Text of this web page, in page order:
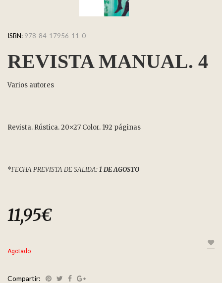
ISBN: 978-84-17956-11-0
REVISTA MANUAL. 4
Varios autores
Revista. Rústica. 20×27 Color. 192 páginas
*FECHA PREVISTA DE SALIDA:1 DE AGOSTO
11,95€
Agotado
Compartir: